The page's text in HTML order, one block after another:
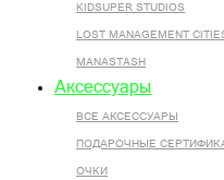
KIDSUPER STUDIOS
LOST MANAGEMENT
MANASTASH
Аксессуары
ВСЕ AКСЕССУАРЫ
ПОДАРОЧНЫЕ
ОЧКИ